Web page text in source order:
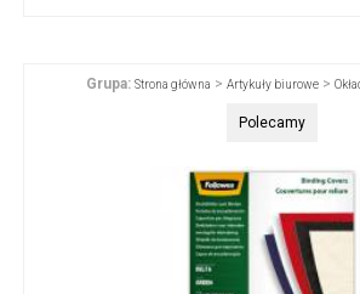
Grupa: Strona główna > Artykuły biurowe >
Polecamy